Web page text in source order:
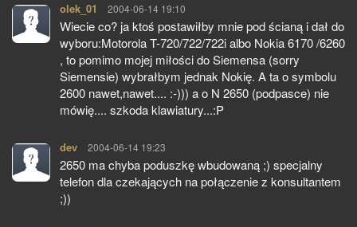
olek_01 pisze:
2004-06-14 19:10
Wiecie co? ja ktoś postawiłby mnie pod ścianą i dał do
wyboru:Motorola T-720/722/722i albo Nokia 6170 /6260
, to pomimo mojej miłości do Siemensa (sorry
Siemensie) wybrałbym jednak Nokię. A ta o symbolu
2600 nawet,nawet.... :-))) a o N 2650 (podpasce) nie
mówię.... szkoda klawiatury...:P
dev pisze:
2004-06-14 19:23
2650 ma chyba poduszkę wbudowaną ;) specjalny
telefon dla czekających na połączenie z konsultantem
;))